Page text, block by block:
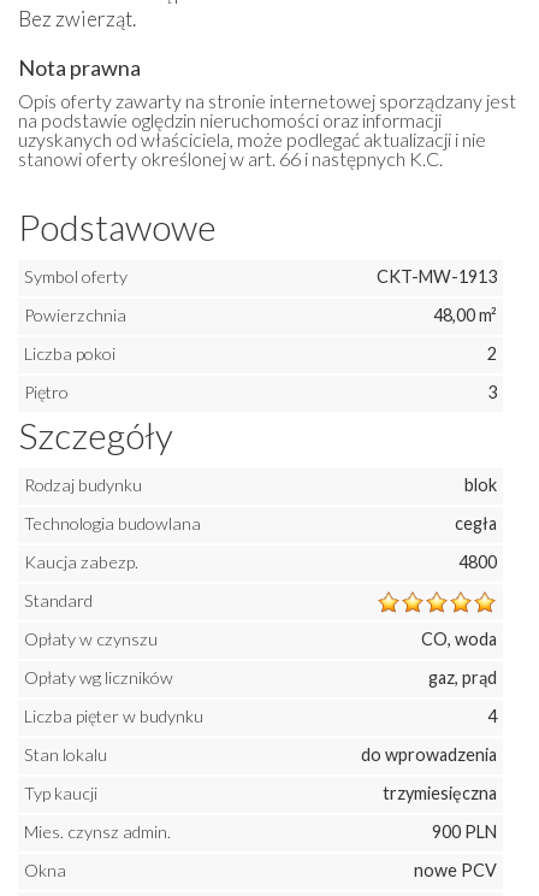
Bez zwierząt.
Nota prawna
Opis oferty zawarty na stronie internetowej sporządzany jest
na podstawie oględzin nieruchomości oraz informacji
uzyskanych od właściciela, może podlegać aktualizacji i nie
stanowi oferty określonej w art. 66 i następnych K.C.
Podstawowe
Symbol oferty
CKT-MW-1913
Powierzchnia
48,00 m²
Liczba pokoi
2
Piętro
3
Szczegóły
Rodzaj budynku
blok
Technologia budowlana
cegła
Kaucja zabezp.
4800
Standard
Opłaty w czynszu
CO, woda
Opłaty wg liczników
gaz, prąd
Liczba pięter w budynku
4
Stan lokalu
do wprowadzenia
Typ kaucji
trzymiesięczna
Mies. czynsz admin.
900 PLN
Okna
nowe PCV